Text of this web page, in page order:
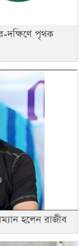
দক্ষিণে পৃথক
হলেন রাজীব